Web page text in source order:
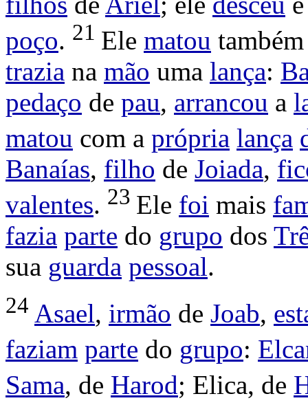
poço. 21 Ele matou
trazia na mão uma lança:
pedaço de pau, arrancou a
matou com a própria lança
Banaías, filho de Joiada,
valentes. 23 Ele foi mais
fazia parte do grupo dos
sua guarda pessoal.
24 Asael, irmão de Joab,
faziam parte do grupo:
Sama, de Harod; Elica, de